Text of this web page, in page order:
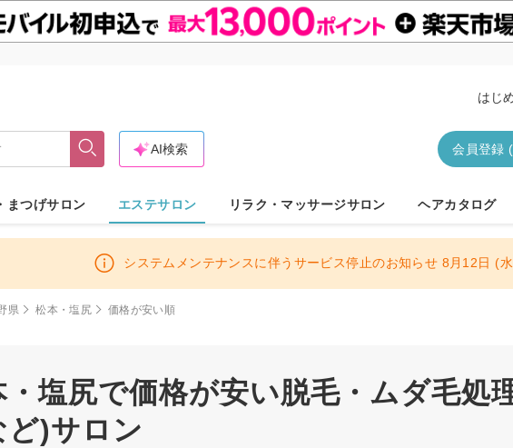
はじ
会員登録
AI検索
まつげサロン エステサロン リラク・マッサージサロン ヘアカタログ
システムメンテナンスに伴うサービス停止のお知らせ 8月12日 (
県 松本・塩尻 価格が安い順
・塩尻で価格が安い脱毛・ムダ毛処
ど)サロン